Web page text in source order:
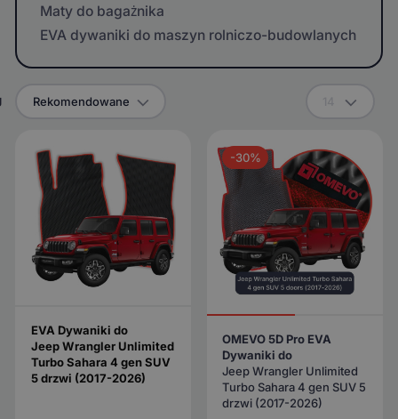
Maty do bagażnika
EVA dywaniki do maszyn rolniczo-budowlanych
Rekomendowane
EVA Dywaniki do
Jeep Wrangler Unlimited
Turbo Sahara 4 gen SUV
5 drzwi (2017-2026)
-30%
OMEVO 5D Pro EVA
Dywaniki do
Jeep Wrangler Unlimited
Turbo Sahara 4 gen SUV 5
drzwi (2017-2026)